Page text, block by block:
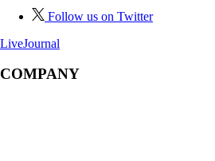
Follow us on Twitter
LiveJournal
COMPANY